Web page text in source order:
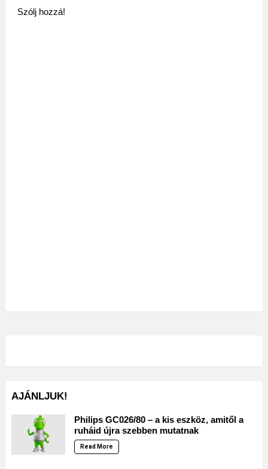
Szólj hozzá!
AJÁNLJUK!
Philips GC026/80 – a kis eszköz, amitől a
ruháid újra szebben mutatnak
Read More